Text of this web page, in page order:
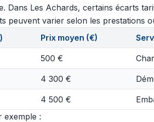
Dans Les Achards, certains écarts
peuvent varier selon les prestations
Prix moyen (€)
500 €
4 300 €
4 500 €
exemple :